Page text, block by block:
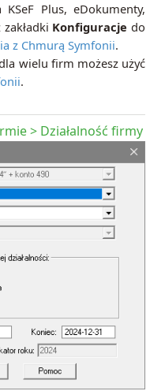
Plus, eDokumenty,
Konfiguracjedo
z Chmurą Symfonii.
wielu firm możesz użyć
.
> Działalność firmy